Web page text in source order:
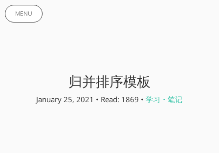
MENU
归并排序模板
January 25, 2021 • Read: 1869 • 学习・笔记